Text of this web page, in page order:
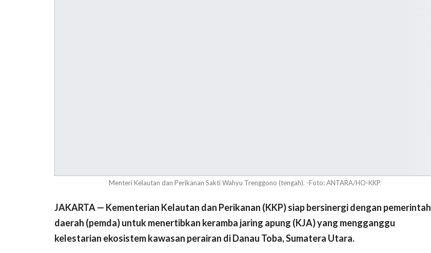
Menteri Kelautan dan Perikanan Sakti Wahyu Trenggono (tengah). -Foto: ANTARA/HO-KKP
JAKARTA — Kementerian Kelautan dan Perikanan (KKP) siap bersinergi dengan pemerintah
daerah (pemda) untuk menertibkan keramba jaring apung (KJA) yang mengganggu
kelestarian ekosistem kawasan perairan di Danau Toba, Sumatera Utara.